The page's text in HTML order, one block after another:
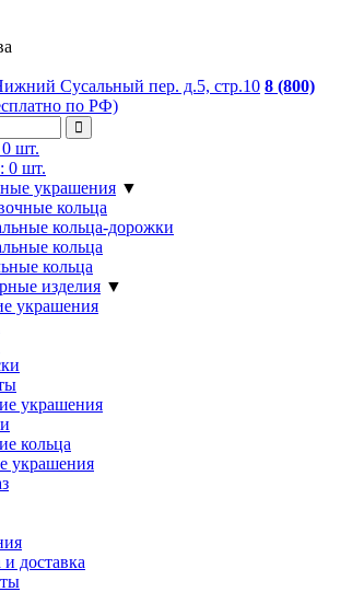
Сусальный пер. д.5, стр.10 8 (800)
по РФ)
0 шт.
0 шт.
украшения ▼
кольца
кольца-дорожки
кольца
кольца
изделия ▼
украшения
украшения
кольца
украшения
доставка